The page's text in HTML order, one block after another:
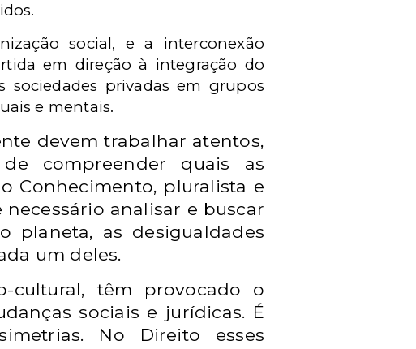
social, e a interconexão
em direção à integração do
sociedades privadas em grupos
e mentais.
devem trabalhar atentos,
compreender quais as
Conhecimento, pluralista e
analisar e buscar
planeta, as desigualdades
um deles.
cultural, têm provocado o
sociais e jurídicas. É
No Direito esses